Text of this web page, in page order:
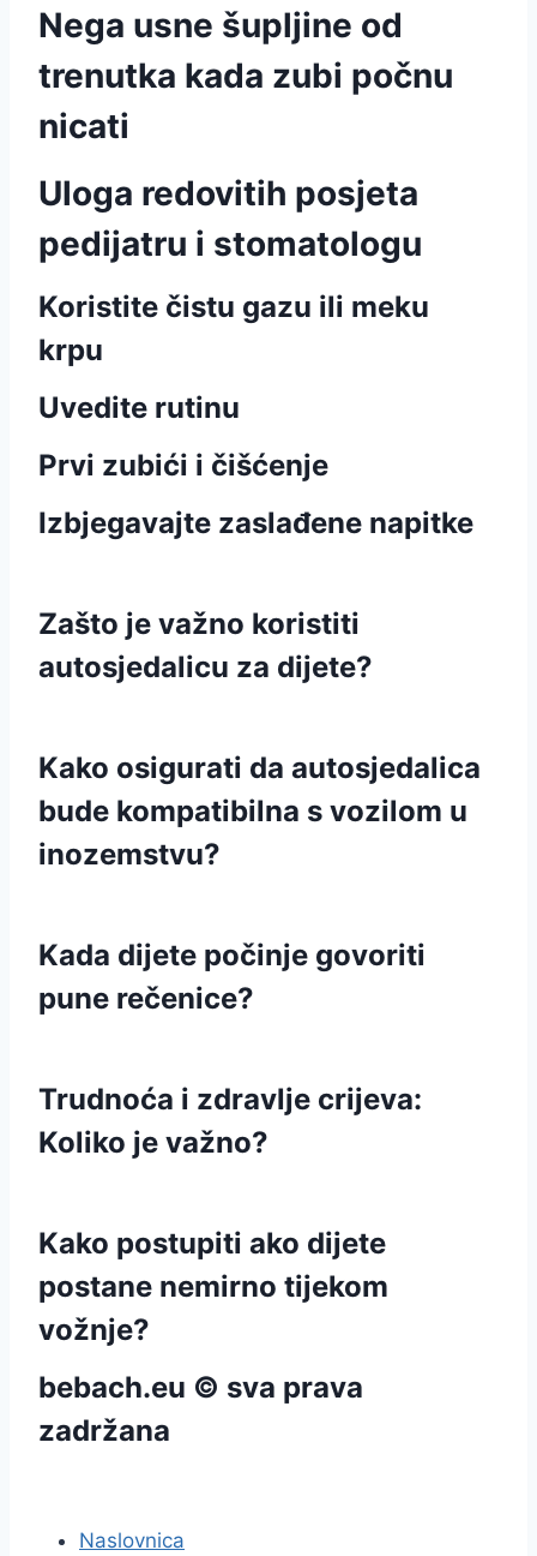
Nega usne šupljine od
trenutka kada zubi počnu
nicati
Uloga redovitih posjeta
pedijatru i stomatologu
Koristite čistu gazu ili meku
krpu
Uvedite rutinu
Prvi zubići i čišćenje
Izbjegavajte zaslađene napitke
Zašto je važno koristiti
autosjedalicu za dijete?
Kako osigurati da autosjedalica
bude kompatibilna s vozilom u
inozemstvu?
Kada dijete počinje govoriti
pune rečenice?
Trudnoća i zdravlje crijeva:
Koliko je važno?
Kako postupiti ako dijete
postane nemirno tijekom
vožnje?
bebach.eu © sva prava
zadržana
Naslovnica